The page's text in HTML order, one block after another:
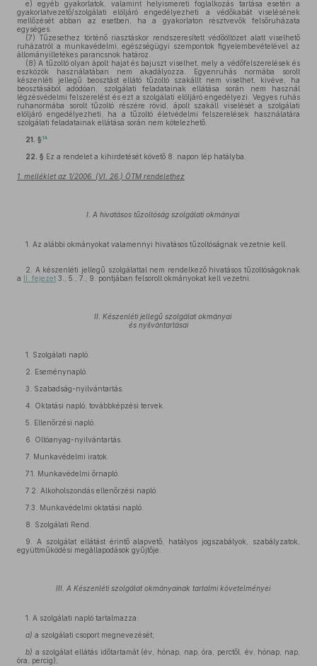
e) egyéb gyakorlatok, valamint helyismereti foglalkozás tartása esetén a
gyakorlatvezető/szolgálati elöljáró engedélyezheti a védőkabát viselésének
mellőzését abban az esetben, ha a gyakorlaton résztvevők felsőruházata
egységes.
(7) Tűzesethez történő riasztáskor rendszeresített védőöltözet alatt viselhető
ruházatról a munkavédelmi, egészségügyi szempontok figyelembevételével az
állományilletékes parancsnok határoz.
(8) A tűzoltó olyan ápolt hajat és bajuszt viselhet, mely a védőfelszerelések és
eszközök használatában nem akadályozza. Egyenruhás normába sorolt
készenléti jellegű beosztást ellátó tűzoltó szakállt nem viselhet, kivéve, ha
beosztásából adódóan, szolgálati feladatainak ellátása során nem használ
légzésvédelmi felszerelést és ezt a szolgálati elöljáró engedélyezi. Vegyes ruhás
ruhanormába sorolt tűzoltó részére rövid, ápolt szakáll viselését a szolgálati
elöljáró engedélyezheti, ha a tűzoltó életvédelmi felszerelések használatára
szolgálati feladatainak ellátása során nem kötelezhető.
21. § 14
22. § Ez a rendelet a kihirdetését követő 8. napon lép hatályba.
1. melléklet az 1/2006. (VI. 26.) ÖTM rendelethez
I. A hivatásos tűzoltóság szolgálati okmányai
1. Az alábbi okmányokat valamennyi hivatásos tűzoltóságnak vezetnie kell.
2. A készenléti jellegű szolgálattal nem rendelkező hivatásos tűzoltóságoknak
a II. fejezet 3., 5., 7., 9. pontjában felsorolt okmányokat kell vezetni.
II. Készenléti jellegű szolgálat okmányai
és nyilvántartásai
1. Szolgálati napló.
2. Eseménynapló.
3. Szabadság-nyilvántartás.
4. Oktatási napló, továbbképzési tervek.
5. Ellenőrzési napló.
6. Oltóanyag-nyilvántartás.
7. Munkavédelmi iratok.
7.1. Munkavédelmi őrnapló.
7.2. Alkoholszondás ellenőrzési napló.
7.3. Munkavédelmi oktatási napló.
8. Szolgálati Rend.
9. A szolgálat ellátást érintő alapvető, hatályos jogszabályok, szabályzatok,
együttműködési megállapodások gyűjtője.
III. A Készenléti szolgálat okmányainak tartalmi követelményei
1. A szolgálati napló tartalmazza:
a) a szolgálati csoport megnevezését;
b) a szolgálat ellátás időtartamát (év, hónap, nap, óra, perctől, év, hónap, nap,
óra, percig);